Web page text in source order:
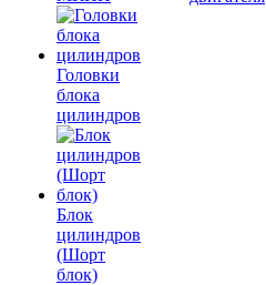
Головки
блока
цилиндров
Блок
цилиндров
(Шорт
блок)